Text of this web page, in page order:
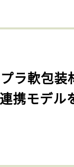
ラ軟包装
携モデル